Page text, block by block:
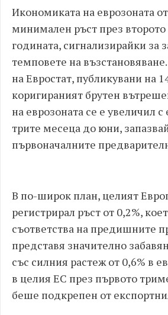
Икономиката на еврозоната
минимален ръст през
годината, сигнализирайки за
темповете на
на Евростат, публикувани на
коригираният брутен
на еврозоната се е увеличил с
трите месеца до юни,
първоначалните
В по-широк план, целият
регистрирал ръст от 0,2%,
съответства на предишните
представя значително
със силния растеж от 0,6% в
в целия ЕС през първото
беше подкрепен от